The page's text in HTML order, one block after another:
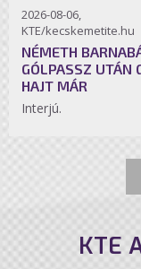
2026-08-06,
KTE/kecskemetite.hu
NÉMETH
GÓLPASSZ UTÁN
HAJT MÁR
Interjú.
KTE